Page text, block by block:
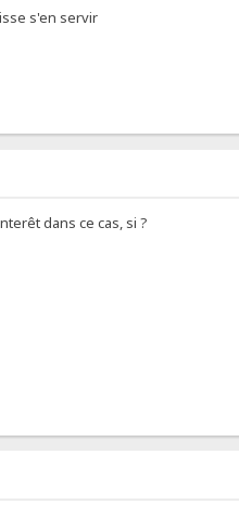
s'en servir
dans ce cas, si ?